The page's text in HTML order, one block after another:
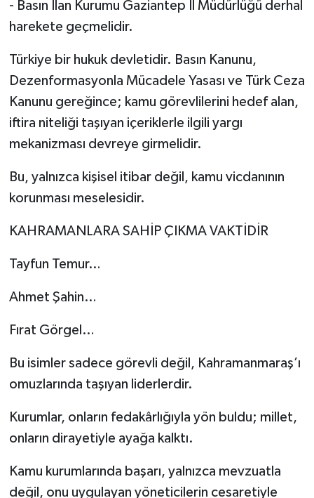
- Basın İlan Kurumu Gaziantep İl Müdürlüğü derhal
harekete geçmelidir.
Türkiye bir hukuk devletidir. Basın Kanunu,
Dezenformasyonla Mücadele Yasası ve Türk Ceza
Kanunu gereğince; kamu görevlilerini hedef alan,
iftira niteliği taşıyan içeriklerle ilgili yargı
mekanizması devreye girmelidir.
Bu, yalnızca kişisel itibar değil, kamu vicdanının
korunması meselesidir.
KAHRAMANLARA SAHİP ÇIKMA VAKTİDİR
Tayfun Temur…
Ahmet Şahin…
Fırat Görgel…
Bu isimler sadece görevli değil, Kahramanmaraş’ı
omuzlarında taşıyan liderlerdir.
Kurumlar, onların fedakârlığıyla yön buldu; millet,
onların dirayetiyle ayağa kalktı.
Kamu kurumlarında başarı, yalnızca mevzuatla
değil, onu uygulayan yöneticilerin cesaretiyle